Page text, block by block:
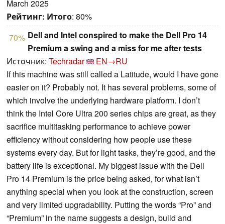
March 2025
Рейтинг: Итого: 80%
70% Dell and Intel conspired to make the Dell Pro 14
Premium a swing and a miss for me after tests
Источник: Techradar
EN→RU
If this machine was still called a Latitude, would I have gone
easier on it? Probably not. It has several problems, some of
which involve the underlying hardware platform. I don’t
think the Intel Core Ultra 200 series chips are great, as they
sacrifice multitasking performance to achieve power
efficiency without considering how people use these
systems every day. But for light tasks, they’re good, and the
battery life is exceptional. My biggest issue with the Dell
Pro 14 Premium is the price being asked, for what isn’t
anything special when you look at the construction, screen
and very limited upgradability. Putting the words “Pro” and
“Premium” in the name suggests a design, build and